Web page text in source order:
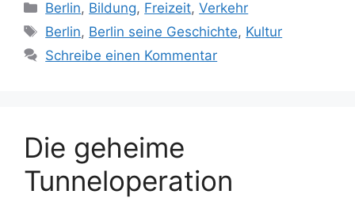
Kategorien
Berlin, Bildung, Freizeit,Verkehr
Schlagwörter
Berlin, Berlin seine Geschichte, Kultur
Schreibe einen Kommentar
Die geheime
Tunneloperation